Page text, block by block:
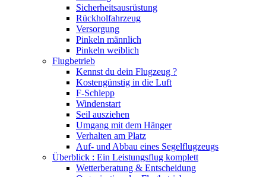
Sicherheitsausrüstung
Rückholfahrzeug
Versorgung
Pinkeln männlich
Pinkeln weiblich
Flugbetrieb
Kennst du dein Flugzeug ?
Kostengünstig in die Luft
F-Schlepp
Windenstart
Seil ausziehen
Umgang mit dem Hänger
Verhalten am Platz
Auf- und Abbau eines Segelflugzeugs
Überblick : Ein Leistungsflug komplett
Wetterberatung & Entscheidung